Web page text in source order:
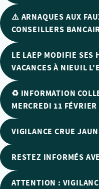
⚠️ ARNAQUES AUX
CONSEILLERS
LE LAEP MODIFIE SES
VACANCES À NIEUIL
♻️ INFORMATION
MERCREDI 11 FÉVRIER
VIGILANCE CRUE
RESTEZ INFORMÉS
ATTENTION :